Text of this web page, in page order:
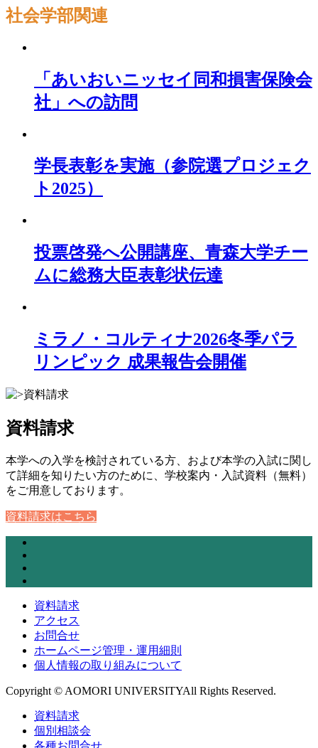
社会学部関連
「あいおいニッセイ同和損害保険会
社」への訪問
学長表彰を実施（参院選プロジェク
ト2025）
投票啓発へ公開講座、青森大学チー
ムに総務大臣表彰状伝達
ミラノ・コルティナ2026冬季パラ
リンピック 成果報告会開催
資料請求
本学への入学を検討されている方、および本学の入試に関し
て詳細を知りたい方のために、学校案内・入試資料（無料）
をご用意しております。
資料請求はこちら
資料請求
アクセス
お問合せ
ホームページ管理・運用細則
個人情報の取り組みについて
Copyright © AOMORI UNIVERSITYAll Rights Reserved.
資料請求
個別相談会
各種お問合せ